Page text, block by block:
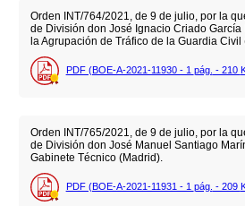
Orden INT/764/2021, de 9 de julio, por la
de División don José Ignacio Criado
la Agrupación de Tráfico de la Guardia Civil
PDF (BOE-A-2021-11930 - 1 pág. - 210
Orden INT/765/2021, de 9 de julio, por la
de División don José Manuel Santiago
Gabinete Técnico (Madrid).
PDF (BOE-A-2021-11931 - 1 pág. - 209